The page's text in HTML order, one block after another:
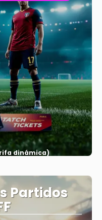
dinámica)
Partidos